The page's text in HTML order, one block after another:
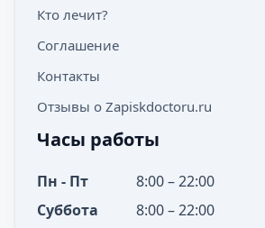
Кто лечит?
Соглашение
Контакты
Отзывы о Zapiskdoctoru.ru
Часы работы
Пн - Пт
8:00 – 22:00
Суббота
8:00 – 22:00